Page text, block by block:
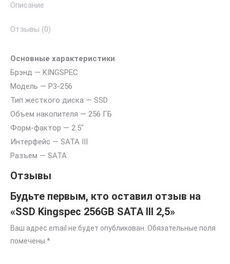
Описание
Отзывы (0)
Основные характеристики
Брэнд — KINGSPEC
Модель — P3-256
Тип жесткого диска — SSD
Объем накопителя — 256 ГБ
Форм-фактор — 2.5″
Интерфейс — SATA III
Разъем — SATA
Отзывы
Будьте первым, кто оставил отзыв на
«SSD Kingspec 256GB SATA III 2,5»
Ваш адрес email не будет опубликован. Обязательные поля
помечены *